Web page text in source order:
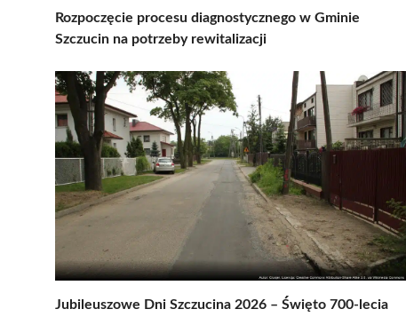
Rozpoczęcie procesu diagnostycznego w Gminie
Szczucin na potrzeby rewitalizacji
Jubileuszowe Dni Szczucina 2026 – Święto 700-lecia